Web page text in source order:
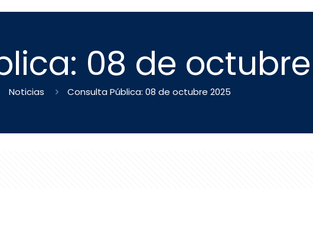
08 de
Noticias Consulta Pública: 08 de octubre 2025